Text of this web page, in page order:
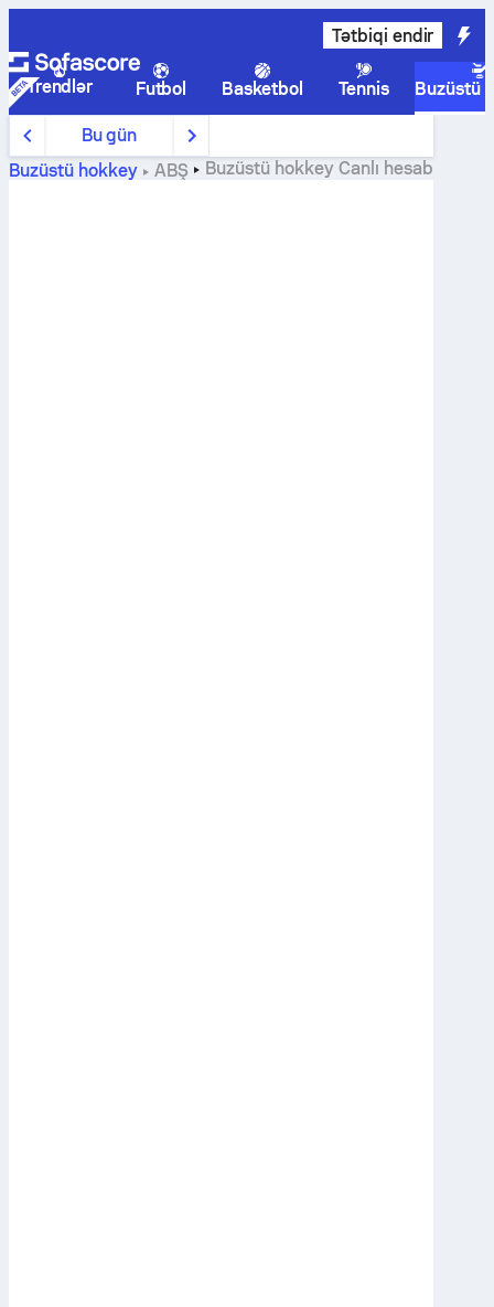
Tətbiqi endir
Trendlər Futbol Basketbol Tennis Buzüstü
Bu gün
Buzüstü hokkey
ABŞ Buzüstü hokkeyCanlı hesab